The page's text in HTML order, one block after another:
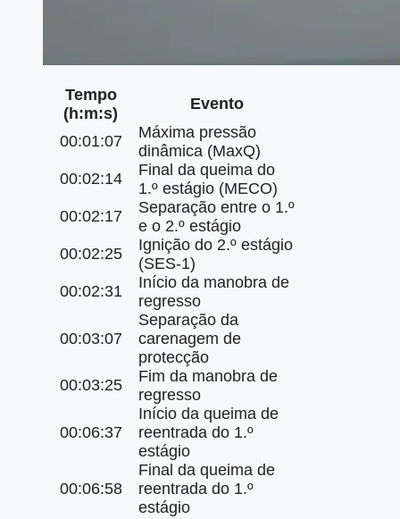
Tempo
(h:m:s)
Evento
00:01:07
Máxima pressão
dinâmica (MaxQ)
00:02:14
Final da queima do
1.º estágio (MECO)
00:02:17
Separação entre o 1.º
e o 2.º estágio
00:02:25
Ignição do 2.º estágio
(SES-1)
00:02:31
Início da manobra de
regresso
00:03:07
Separação da
carenagem de
protecção
00:03:25
Fim da manobra de
regresso
00:06:37
Início da queima de
reentrada do 1.º
estágio
00:06:58
Final da queima de
reentrada do 1.º
estágio